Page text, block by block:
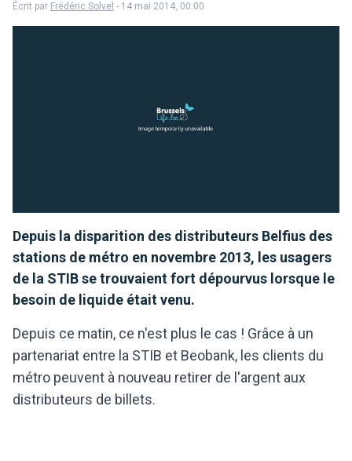
Écrit par Frédéric Solvel - 14 mai 2014, 00:00
Depuis la disparition des distributeurs Belfius des
stations de métro en novembre 2013, les usagers
de la STIB se trouvaient fort dépourvus lorsque le
besoin de liquide était venu.
Depuis ce matin, ce n'est plus le cas ! Grâce à un
partenariat entre la STIB et Beobank, les clients du
métro peuvent à nouveau retirer de l'argent aux
distributeurs de billets.